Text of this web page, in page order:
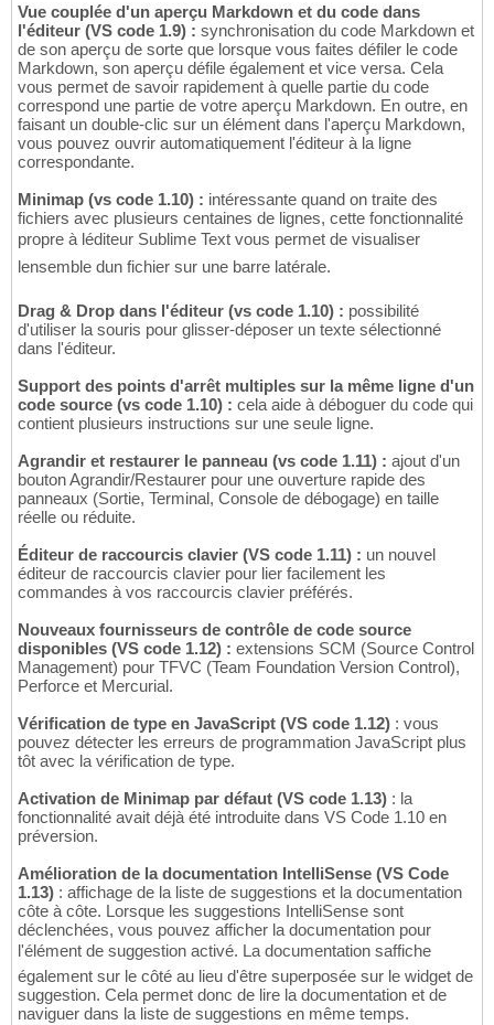
Vue couplée d'un aperçu Markdown et du code dans
l'éditeur (VS code 1.9) : synchronisation du code Markdown et
de son aperçu de sorte que lorsque vous faites défiler le code
Markdown, son aperçu défile également et vice versa. Cela
vous permet de savoir rapidement à quelle partie du code
correspond une partie de votre aperçu Markdown. En outre, en
faisant un double-clic sur un élément dans l'aperçu Markdown,
vous pouvez ouvrir automatiquement l'éditeur à la ligne
correspondante.
Minimap (vs code 1.10) : intéressante quand on traite des
fichiers avec plusieurs centaines de lignes, cette fonctionnalité
propre à léditeur Sublime Text vous permet de visualiser
lensemble dun fichier sur une barre latérale.
Drag & Drop dans l'éditeur (vs code 1.10) : possibilité
d'utiliser la souris pour glisser-déposer un texte sélectionné
dans l'éditeur.
Support des points d'arrêt multiples sur la même ligne d'un
code source (vs code 1.10) : cela aide à déboguer du code qui
contient plusieurs instructions sur une seule ligne.
Agrandir et restaurer le panneau (vs code 1.11) : ajout d'un
bouton Agrandir/Restaurer pour une ouverture rapide des
panneaux (Sortie, Terminal, Console de débogage) en taille
réelle ou réduite.
Éditeur de raccourcis clavier (VS code 1.11) : un nouvel
éditeur de raccourcis clavier pour lier facilement les
commandes à vos raccourcis clavier préférés.
Nouveaux fournisseurs de contrôle de code source
disponibles (VS code 1.12) : extensions SCM (Source Control
Management) pour TFVC (Team Foundation Version Control),
Perforce et Mercurial.
Vérification de type en JavaScript (VS code 1.12) : vous
pouvez détecter les erreurs de programmation JavaScript plus
tôt avec la vérification de type.
Activation de Minimap par défaut (VS code 1.13) : la
fonctionnalité avait déjà été introduite dans VS Code 1.10 en
préversion.
Amélioration de la documentation IntelliSense (VS Code
1.13) : affichage de la liste de suggestions et la documentation
côte à côte. Lorsque les suggestions IntelliSense sont
déclenchées, vous pouvez afficher la documentation pour
l'élément de suggestion activé. La documentation saffiche
également sur le côté au lieu d'être superposée sur le widget de
suggestion. Cela permet donc de lire la documentation et de
naviguer dans la liste de suggestions en même temps.